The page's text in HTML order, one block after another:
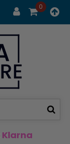
0
Klarna